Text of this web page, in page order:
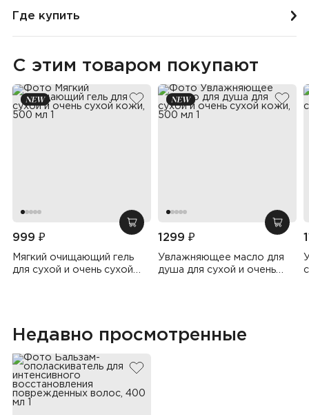
Где купить
С этим товаром покупают
добавить в избранное
добавить в корзину
999 ₽
Мягкий очищающий гель
для сухой и очень сухой
1299 ₽
Увлажняющее масло для
душа для сухой и очень
Недавно просмотренные
добавить в избранное